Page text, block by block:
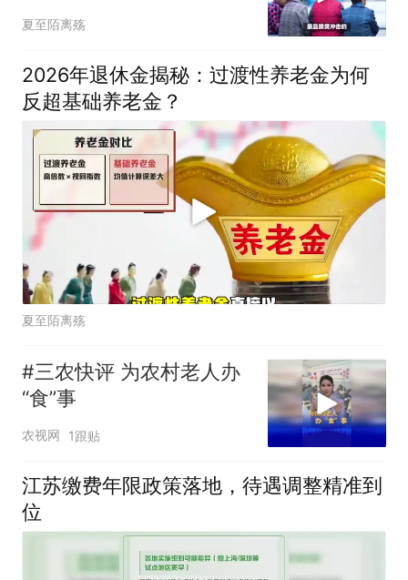
夏至陌离殇
2026年退休金揭秘：过渡性养老金为何
反超基础养老金？
夏至陌离殇
#三农快评 为农村老人办
“食”事
农视网 1跟贴
江苏缴费年限政策落地，待遇调整精准到
位